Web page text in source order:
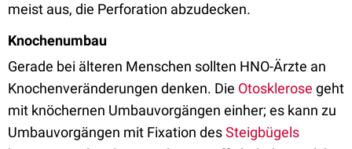
meist aus, die Perforation abzudecken.
Knochenumbau
Gerade bei älteren Menschen sollten HNO-Ärzte an
Knochenveränderungen denken. Die Otosklerose geht
mit knöchernen Umbauvorgängen einher; es kann zu
Umbauvorgängen mit Fixation desSteigbügels